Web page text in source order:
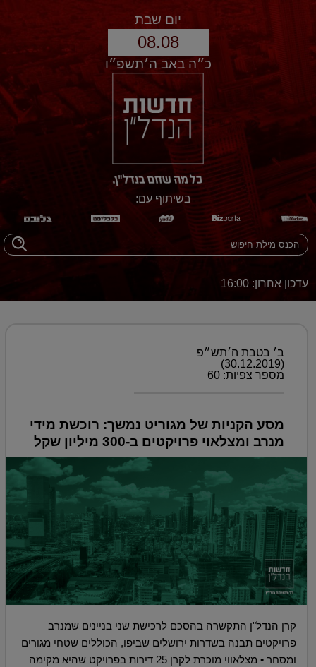
יום שבת
08.08
כ״ה באב ה׳תשפ״ו
בשיתוף עם:
עדכון אחרון: 16:00
ב׳ בטבת ה׳תש״פ
(30.12.2019)
מספר צפיות: 60
מסע הקניות של מגוריט נמשך: רוכשת מידי
מנרב ומצלאוי פרויקטים ב-300 מיליון שקל
קרן הנדל"ן התקשרה בהסכם לרכישת שני בניינים שמנרב
פרויקטים תבנה בשדרות ירושלים שביפו, הכוללים שטחי מגורים
ומסחר • מצלאווי מוכרת לקרן 25 דירות בפרויקט שהיא מקימה